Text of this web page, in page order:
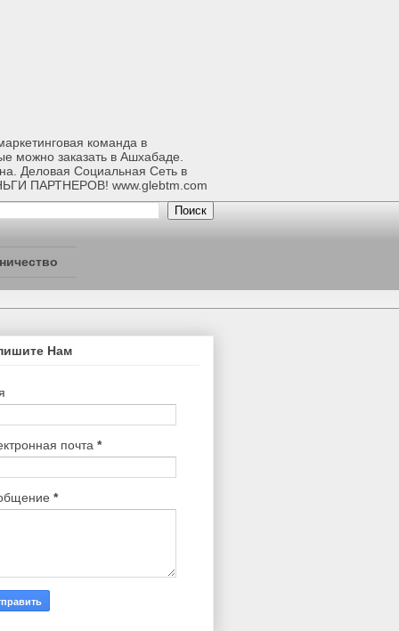
команда в
можно заказать в Ашхабаде.
Деловая Социальная Сеть в
ПАРТНЕРОВ! www.glebtm.com
Нам
почта *
*